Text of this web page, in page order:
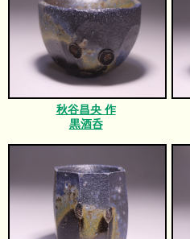
秋谷昌央 作
黒酒呑